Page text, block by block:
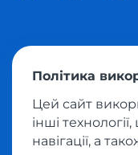
магазинів
Політика
Цей сайт
інші
навігації, а